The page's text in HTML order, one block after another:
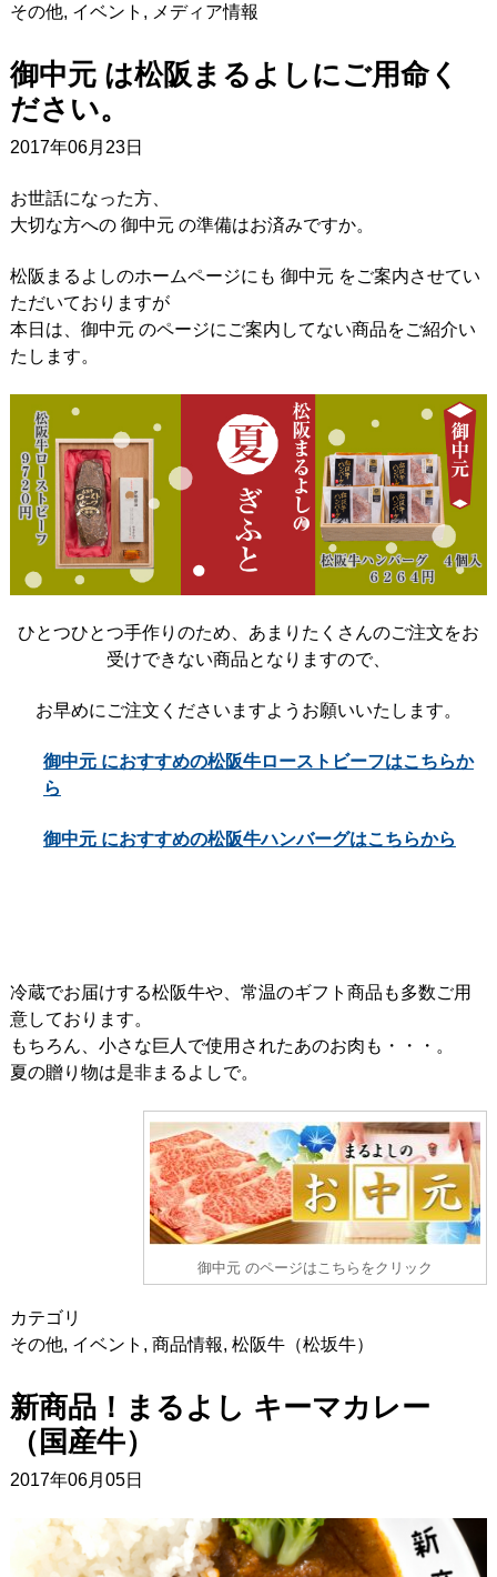
その他, イベント , メディア情報
御中元 は松阪まるよしにご用命く
ださい。
2017年06月23日
お世話になった方、
大切な方への 御中元 の準備はお済みですか。
松阪まるよしのホームページにも 御中元 をご案内させてい
ただいておりますが
本日は、御中元 のページにご案内してない商品をご紹介い
たします。
ひとつひとつ手作りのため、あまりたくさんのご注文をお
受けできない商品となりますので、
お早めにご注文くださいますようお願いいたします。
御中元 におすすめの松阪牛ローストビーフはこちらか
ら
御中元 におすすめの松阪牛ハンバーグはこちらから
冷蔵でお届けする松阪牛や、常温のギフト商品も多数ご用
意しております。
もちろん、小さな巨人で使用されたあのお肉も・・・。
夏の贈り物は是非まるよしで。
御中元 のページはこちらをクリック
カテゴリ
その他, イベント , 商品情報, 松阪牛（松坂牛）
新商品！まるよし キーマカレー
（国産牛）
2017年06月05日